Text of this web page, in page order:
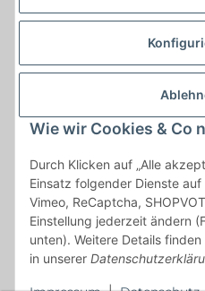
Wie wir Cookies & Co
Durch Klicken auf „Alle
Einsatz folgender Dienste auf
Vimeo, ReCaptcha,
Einstellung jederzeit ändern
unten). Weitere Details finden
in unserer
* * Lieferzeiten gelten ab
Deutschland.Irrtümer
Auflagenhöhe, Durchmesser,
Kaufvertrag bleibt davon
sind incl. der gesetzlichen UST
"kostenlose Lieferung"